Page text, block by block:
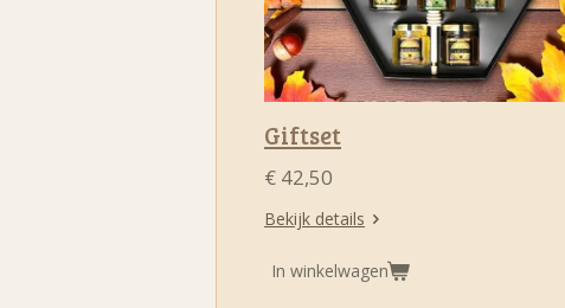
Giftset
€ 42,50
Bekijk details
In winkelwagen